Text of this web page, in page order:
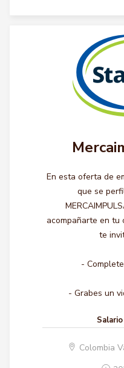
En esta oferta de
que se
acompañarte en tu
te
-
- Grabes un
Colombia